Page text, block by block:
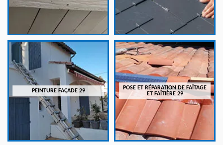
PEINTURE FAÇADE 29
POSE ET RÉPARATION DE FAÎTAGE
ET FAÎTIÈRE 29